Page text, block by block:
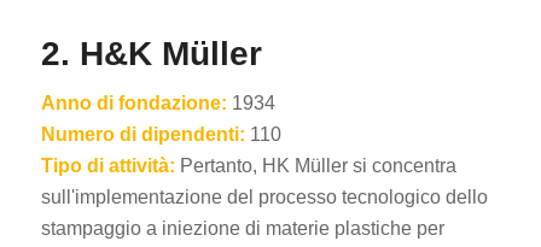
2. H&K Müller
Anno di fondazione: 1934
Numero di dipendenti: 110
Tipo di attività: Pertanto, HK Müller si concentra
sull'implementazione del processo tecnologico dello
stampaggio a iniezione di materie plastiche per